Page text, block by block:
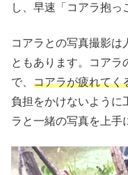
し、早速「コアラ抱っ
コアラとの写真撮影は
ともあります。コアラ
で、 コアラが疲れてく
負担をかけないように
ラと一緒の写真を上手